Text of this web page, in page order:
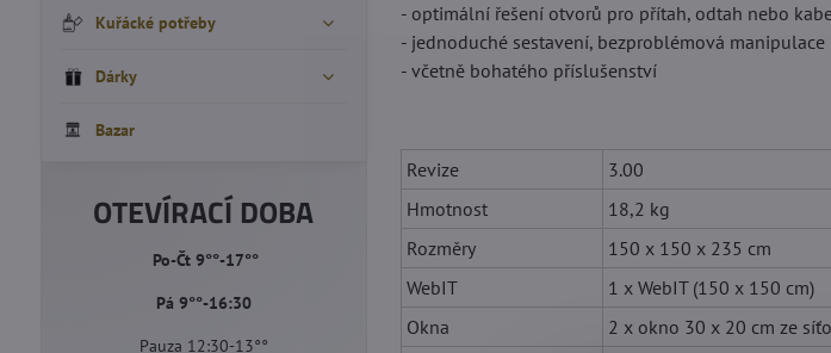
- optimální řešení otvorů pro přítah, odtah nebo
- jednoduché sestavení, bezproblémová manipulace
- včetně bohatého příslušenství
Revize
3.00
Hmotnost
18,2 kg
Rozměry
150 x 150 x 235 cm
WebIT
1 x WebIT (150 x 150 cm)
Okna
2 x okno 30 x 20 cm ze
Kuřácké potřeby
Dárky
Bazar
OTEVÍRACÍ DOBA
Po-Čt 9°°-17°°
Pá 9°°-16:30
Pauza 12:30-13°°